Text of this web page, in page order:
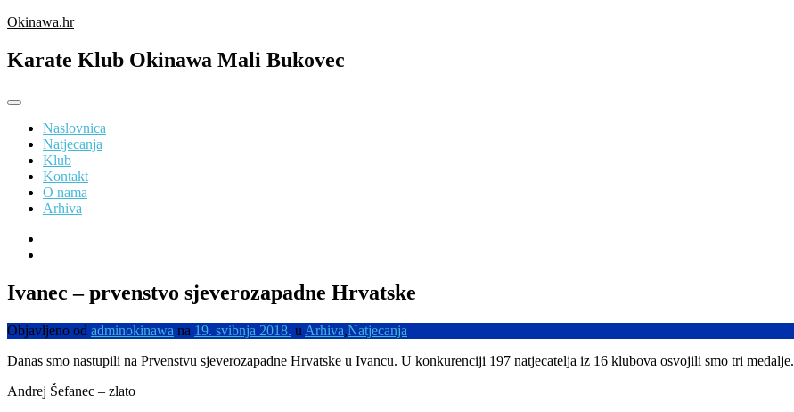
Preskoči
sadržaj
Okinawa.hr
Karate Klub Okinawa Mali Bukovec
Naslovnica
Natjecanja
Klub
Kontakt
O nama
Arhiva
Ivanec – prvenstvo sjeverozapadne Hrvatske
Objavljeno od adminokinawa na 19. svibnja 2018. u Arhiva,Natjecanja
Danas smo nastupili na Prvenstvu sjeverozapadne Hrvatske u Ivancu. U konkurenciji 197 natjecatelja iz 16 klubova osvojili smo tri medalje.
Andrej Šefanec – zlato